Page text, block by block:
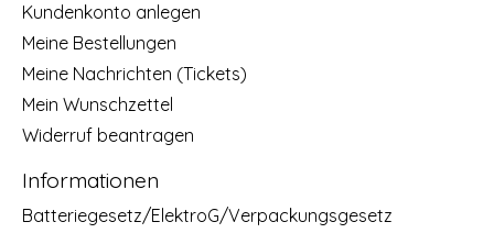
Kundenkonto anlegen
Meine Bestellungen
Meine Nachrichten (Tickets)
Mein Wunschzettel
Widerruf beantragen
Informationen
Batteriegesetz/ElektroG/Verpackungsgesetz